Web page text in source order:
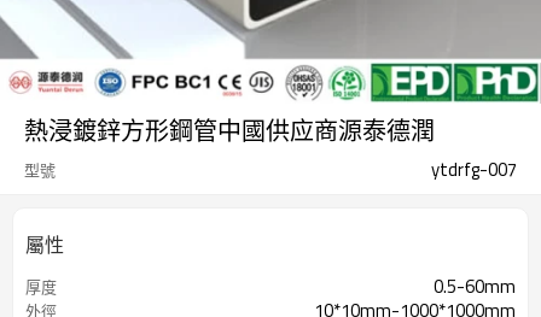
熱浸鍍鋅方形鋼管中國供应商源泰德潤
型號 ytdrfg-007
屬性
厚度 0.5-60mm
外徑 10*10mm-1000*1000mm